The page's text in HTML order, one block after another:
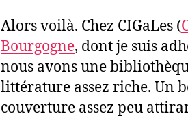
Alors voilà. Chez CIGaLes (
Bourgogne, dont je suis
nous avons une
littérature assez riche. Un
couverture assez peu